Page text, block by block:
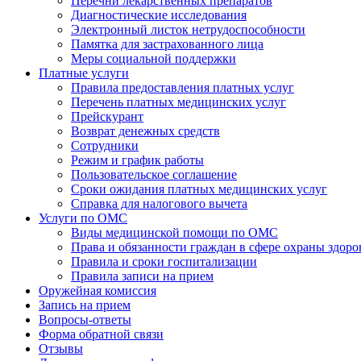
Диагностические исследования
Электронный листок нетрудоспособности
Памятка для застрахованного лица
Меры социальной поддержки
Платные услуги
Правила предоставления платных услуг
Перечень платных медицинских услуг
Прейскурант
Возврат денежных средств
Сотрудники
Режим и график работы
Пользовательское соглашение
Сроки ожидания платных медицинских услуг
Справка для налогового вычета
Услуги по ОМС
Виды медицинской помощи по ОМС
Права и обязанности граждан в сфере охраны
Правила и сроки госпитализации
Правила записи на прием
Оружейная комиссия
Запись на прием
Вопросы-ответы
Форма обратной связи
Отзывы